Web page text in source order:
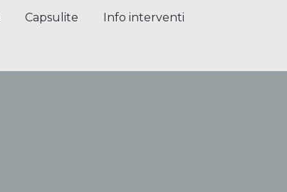
Capsulite Info interventi
Capsulite Info interventi